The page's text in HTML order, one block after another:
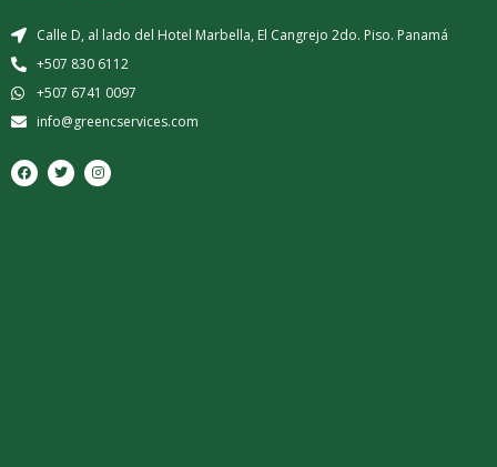
Calle D, al lado del Hotel Marbella, El Cangrejo 2do. Piso. Panamá
+507 830 6112
+507 6741 0097
info@greencservices.com
F
a
c
T
w
i
I
n
s